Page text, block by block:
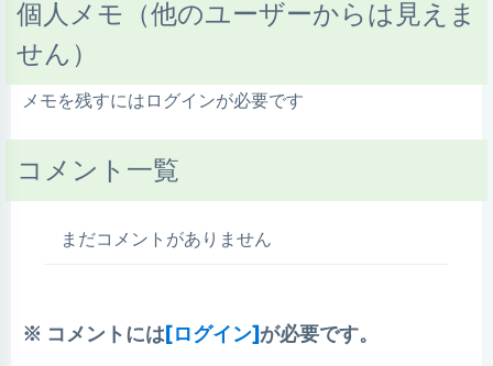
個人メモ（他のユーザーからは見えま
せん）
メモを残すにはログインが必要です
コメント一覧
まだコメントがありません
※ コメントには[ログイン] が必要です。